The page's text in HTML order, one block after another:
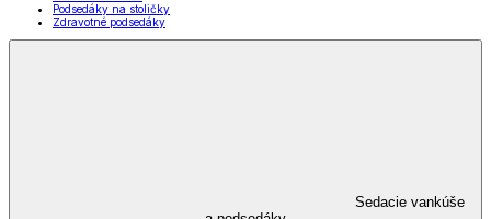
Podsedáky na stoličky
Zdravotné podsedáky
Sedacie vankúše